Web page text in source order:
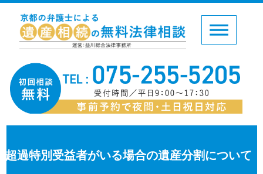
超過特別受益者がいる場合の遺産分割について